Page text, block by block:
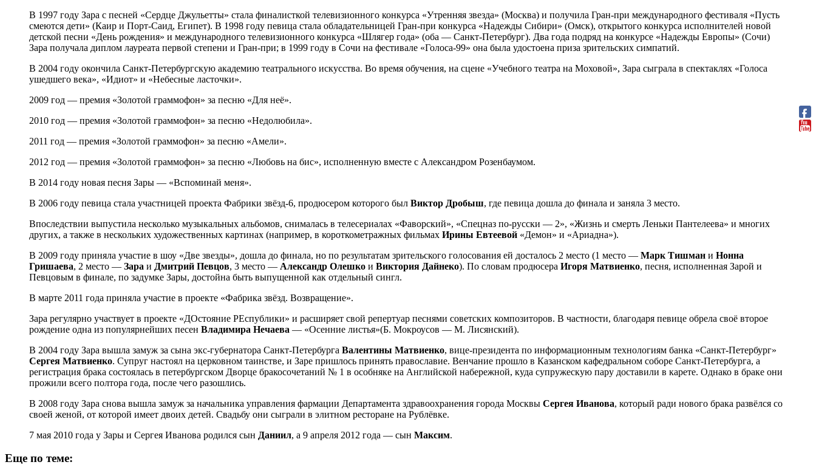
В 1997 году Зара с песней «Сердце Джульетты» стала финалисткой телевизионного конкурса «Утренняя звезда» (Москва) и получила Гран-при международного фестиваля «Пусть
смеются дети» (Каир и Порт-Саид, Египет). В 1998 году певица стала обладательницей Гран-при конкурса «Надежды Сибири» (Омск), открытого конкурса исполнителей новой
детской песни «День рождения» и международного телевизионного конкурса «Шлягер года» (оба — Санкт-Петербург). Два года подряд на конкурсе «Надежды Европы» (Сочи)
Зара получала диплом лауреата первой степени и Гран-при; в 1999 году в Сочи на фестивале «Голоса-99» она была удостоена приза зрительских симпатий.
В 2004 году окончила Санкт-Петербургскую академию театрального искусства. Во время обучения, на сцене «Учебного театра на Моховой», Зара сыграла в спектаклях «Голоса
ушедшего века», «Идиот» и «Небесные ласточки».
2009 год — премия «Золотой граммофон» за песню «Для неё».
2010 год — премия «Золотой граммофон» за песню «Недолюбила».
2011 год — премия «Золотой граммофон» за песню «Амели».
2012 год — премия «Золотой граммофон» за песню «Любовь на бис», исполненную вместе с Александром Розенбаумом.
В 2014 году новая песня Зары — «Вспоминай меня».
В 2006 году певица стала участницей проекта Фабрики звёзд-6, продюсером которого был Виктор Дробыш, где певица дошла до финала и заняла 3 место.
Впоследствии выпустила несколько музыкальных альбомов, снималась в телесериалах «Фаворский», «Спецназ по-русски — 2», «Жизнь и смерть Леньки Пантелеева» и многих
других, а также в нескольких художественных картинах (например, в короткометражных фильмах Ирины Евтеевой «Демон» и «Ариадна»).
В 2009 году приняла участие в шоу «Две звезды», дошла до финала, но по результатам зрительского голосования ей досталось 2 место (1 место — Марк Тишман и Нонна
Гришаева, 2 место — Зара и Дмитрий Певцов, 3 место — Александр Олешко и Виктория Дайнеко). По словам продюсера Игоря Матвиенко, песня, исполненная Зарой и
Певцовым в финале, по задумке Зары, достойна быть выпущенной как отдельный сингл.
В марте 2011 года приняла участие в проекте «Фабрика звёзд. Возвращение».
Зара регулярно участвует в проекте «ДОстояние РЕспублики» и расширяет свой репертуар песнями советских композиторов. В частности, благодаря певице обрела своё второе
рождение одна из популярнейших песен Владимира Нечаева — «Осенние листья»(Б. Мокроусов — М. Лисянский).
В 2004 году Зара вышла замуж за сына экс-губернатора Санкт-Петербурга Валентины Матвиенко, вице-президента по информационным технологиям банка «Санкт-Петербург»
Сергея Матвиенко. Супруг настоял на церковном таинстве, и Заре пришлось принять православие. Венчание прошло в Казанском кафедральном соборе Санкт-Петербурга, а
регистрация брака состоялась в петербургском Дворце бракосочетаний № 1 в особняке на Английской набережной, куда супружескую пару доставили в карете. Однако в браке они
прожили всего полтора года, после чего разошлись.
В 2008 году Зара снова вышла замуж за начальника управления фармации Департамента здравоохранения города Москвы Сергея Иванова, который ради нового брака развёлся со
своей женой, от которой имеет двоих детей. Свадьбу они сыграли в элитном ресторане на Рублёвке.
7 мая 2010 года у Зары и Сергея Иванова родился сын Даниил, а 9 апреля 2012 года — сын Максим.
Еще по теме: